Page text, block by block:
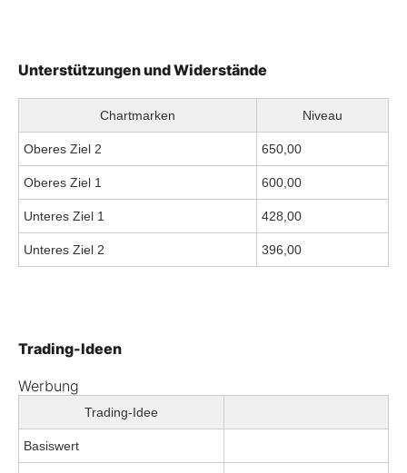
Unterstützungen und Widerstände
Chartmarken Niveau
Oberes Ziel 2 650,00
Oberes Ziel 1 600,00
Unteres Ziel 1 428,00
Unteres Ziel 2 396,00
Trading-Ideen
Werbung
Trading-Idee
Basiswert